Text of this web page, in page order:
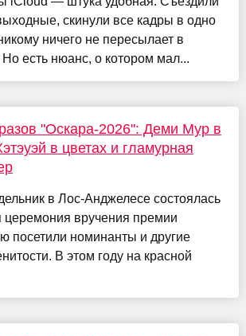
скинули все кадры в одно
ничего не пересылает в
есть нюанс, о котором мал...
"Оскара-2026": Деми Мур в
в цветах и гламурная
в Лос-Анджелесе состоялась
церемония вручения премии
посетили номинанты и другие
В этом году на красной